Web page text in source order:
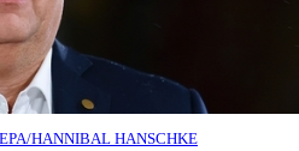
HANNIBAL HANSCHKE